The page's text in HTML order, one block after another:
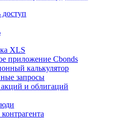
XLS
приложение Cbonds
калькулятор
запросы
и облигаций